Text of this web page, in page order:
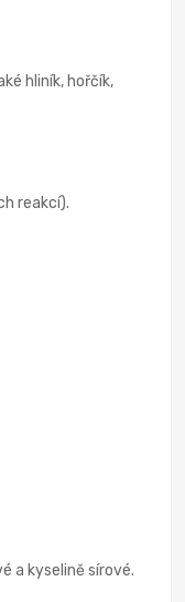
hliník, hořčík,
reakcí).
a kyselině sírové.